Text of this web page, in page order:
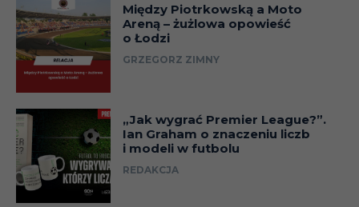
Między Piotrkowską a Moto
Areną – żużlowa opowieść
o Łodzi
GRZEGORZ ZIMNY
„Jak wygrać Premier League?”.
Ian Graham o znaczeniu liczb
i modeli w futbolu
REDAKCJA